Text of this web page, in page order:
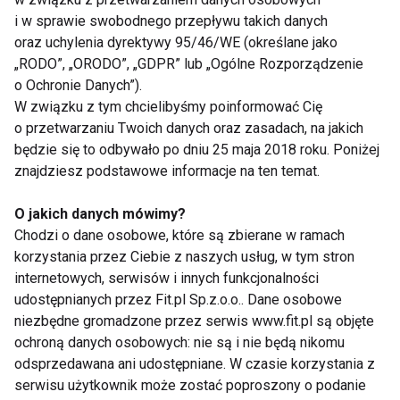
może uratować im życie i zdrowie. Alarmujące
(żółte) i podwyższone (czerwone) wartości
wskazane na zegarku oznaczają, że należy udać się
do lekarza. Diagnozę ostatecznie potwierdzi lekarzi
zaleci, co robić dalej, by kontrolować swoje ciśnienie.
U zdrowej osoby do 65. roku życia ciśnienie
skurczowe powinno wynosić 120–129 mmHg, a
ciśnienie rozkurczowe 70–79 mmHg. Są to wartości,
które Huawei Watch D pokazuje w swoich „zielonych
zakresach”, z tolerancją ciśnienia rozkurczowego do
84 mmHg. Aktualne europejskie normy ciśnienia krwi
wskazują u osób powyżej 65. roku życia na takie
same wartości ciśnienia rozkurczowego i nieco
wyższe możliwe wartości ciśnienia skurczowego
rzędu 130–139 mmHg („zakres żółty”).
i w sprawie swobodnego przepływu takich danych
oraz uchylenia dyrektywy 95/46/WE (określane jako
„RODO”, „ORODO”, „GDPR” lub „Ogólne Rozporządzenie
o Ochronie Danych”).
W związku z tym chcielibyśmy poinformować Cię
o przetwarzaniu Twoich danych oraz zasadach, na jakich
będzie się to odbywało po dniu 25 maja 2018 roku. Poniżej
znajdziesz podstawowe informacje na ten temat.
O jakich danych mówimy?
Chodzi o dane osobowe, które są zbierane w ramach
korzystania przez Ciebie z naszych usług, w tym stron
internetowych, serwisów i innych funkcjonalności
udostępnianych przez Fit.pl Sp.z.o.o.. Dane osobowe
niezbędne gromadzone przez serwis www.fit.pl są objęte
ochroną danych osobowych: nie są i nie będą nikomu
odsprzedawana ani udostępniane. W czasie korzystania z
serwisu użytkownik może zostać poproszony o podanie